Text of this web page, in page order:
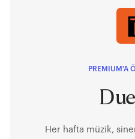
PREMIUM'A
Her hafta müzik,